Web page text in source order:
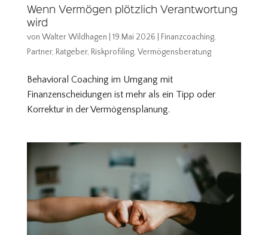
Wenn Vermögen plötzlich Verantwortung
wird
von Walter Wildhagen 19.Mai 2026 Finanzcoaching,
Partner, Ratgeber, Riskprofiling, Vermögensberatung
Behavioral Coaching im Umgang mit
Finanzenscheidungen ist mehr als ein Tipp oder
Korrektur in der Vermögensplanung.